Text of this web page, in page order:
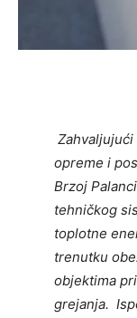
opreme i
Brzoj
tehničkog
toplotne
trenutku
objektima
grejanja.